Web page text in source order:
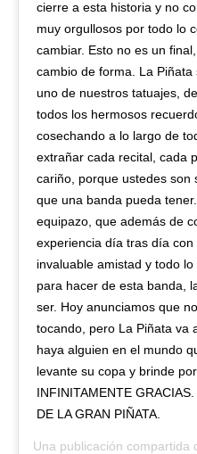
cierre a esta historia y no
muy orgullosos por todo lo
cambiar. Esto no es un
cambio de forma. La
uno de nuestros tatuajes,
todos los hermosos
cosechando a lo largo de
extrañar cada recital, cada
cariño, porque ustedes son
que una banda pueda
equipazo, que además de
experiencia día tras día
invaluable amistad y todo
para hacer de esta banda,
ser. Hoy anunciamos que
tocando, pero La Piñata va
haya alguien en el mundo
levante su copa y brinde
INFINITAMENTE
DE LA GRAN PIÑATA.
Una publicación compartida